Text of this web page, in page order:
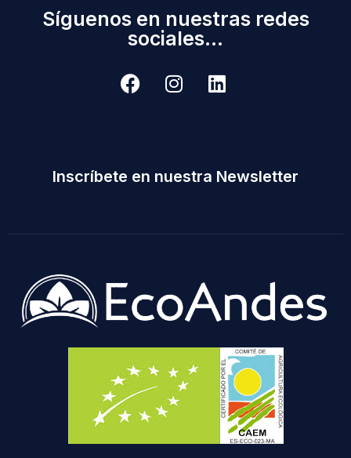
Síguenos en nuestras redes
sociales...
Inscríbete en nuestra Newsletter